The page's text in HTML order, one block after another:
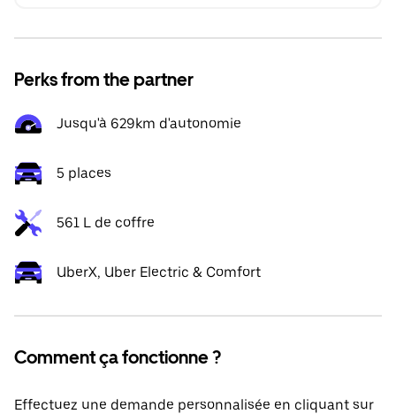
Perks from the partner
Jusqu'à 629km d'autonomie
5 places
561 L de coffre
UberX, Uber Electric & Comfort
Comment ça fonctionne ?
Effectuez une demande personnalisée en cliquant sur